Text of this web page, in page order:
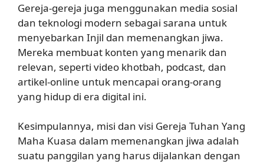
Gereja-gereja juga menggunakan media sosial
dan teknologi modern sebagai sarana untuk
menyebarkan Injil dan memenangkan jiwa.
Mereka membuat konten yang menarik dan
relevan, seperti video khotbah, podcast, dan
artikel-online untuk mencapai orang-orang
yang hidup di era digital ini.
Kesimpulannya, misi dan visi Gereja Tuhan Yang
Maha Kuasa dalam memenangkan jiwa adalah
suatu panggilan yang harus dijalankan dengan